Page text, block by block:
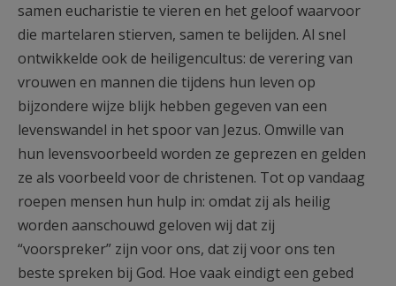
samen eucharistie te vieren en het geloof waarvoor
die martelaren stierven, samen te belijden. Al snel
ontwikkelde ook de heiligencultus: de verering van
vrouwen en mannen die tijdens hun leven op
bijzondere wijze blijk hebben gegeven van een
levenswandel in het spoor van Jezus. Omwille van
hun levensvoorbeeld worden ze geprezen en gelden
ze als voorbeeld voor de christenen. Tot op vandaag
roepen mensen hun hulp in: omdat zij als heilig
worden aanschouwd geloven wij dat zij
“voorspreker” zijn voor ons, dat zij voor ons ten
beste spreken bij God. Hoe vaak eindigt een gebed